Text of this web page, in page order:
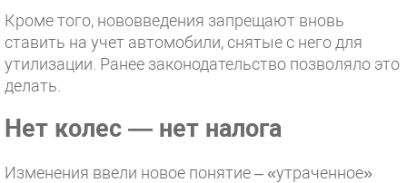
Кроме того, нововведения запрещают вновь
ставить на учет автомобили, снятые с него для
утилизации. Ранее законодательство позволяло это
делать.
Нет колес — нет налога
Изменения ввели новое понятие – «утраченное»